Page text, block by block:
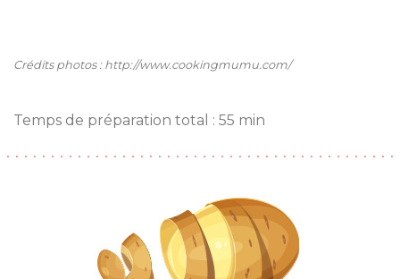
Crédits photos : http://www.cookingmumu.com/
Temps de préparation total : 55 min